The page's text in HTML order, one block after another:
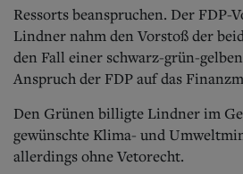
Abonnenten-
Abonnent
Abo Prämien
Archiv
Mediadaten
Kontakt
Impressum
Datenschutz
Ressorts beanspruchen. Der FDP-
Lindner nahm den Vorstoß der
den Fall einer schwarz-grün-
Anspruch der FDP auf das
Den Grünen billigte Lindner im
gewünschte Klima- und
allerdings ohne Vetorecht.